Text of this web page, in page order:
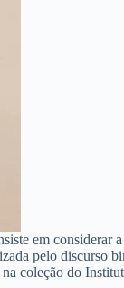
em considerar
pelo discurso
coleção do